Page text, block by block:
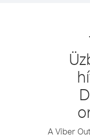
A Viber